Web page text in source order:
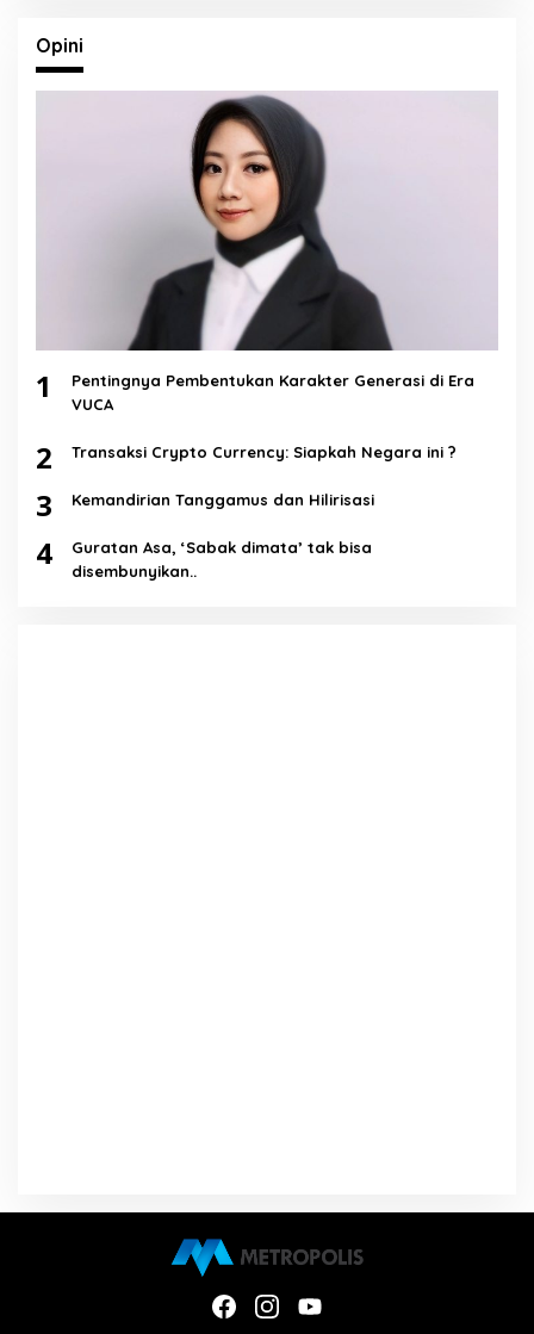
Opini
1
Pentingnya Pembentukan Karakter Generasi di Era
VUCA
2 Transaksi Crypto Currency: Siapkah Negara ini ?
3 Kemandirian Tanggamus dan Hilirisasi
4
Guratan Asa, ‘Sabak dimata’ tak bisa
disembunyikan..